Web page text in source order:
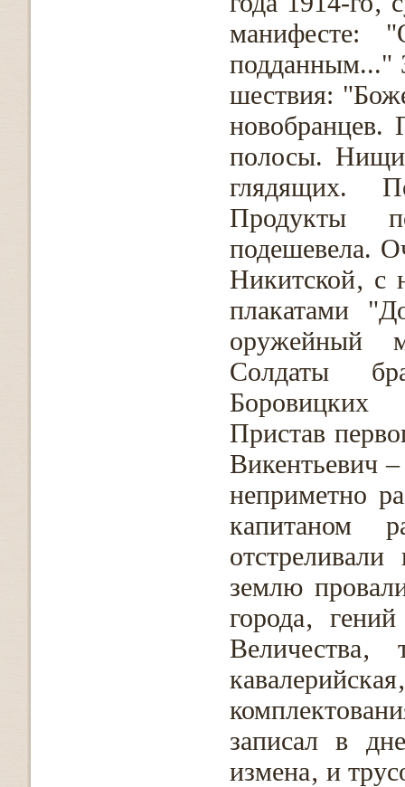
манифесте:
подданным..."
шествия:
новобранцев.
полосы.
глядящих.
Продукты
подешевела.
Никитской‚
плакатами
оружейный
Солдаты
Боровицких
Пристав
Викентьевич
неприметно
капитаном
землю
города‚
Величества‚
записал в
измена‚ и